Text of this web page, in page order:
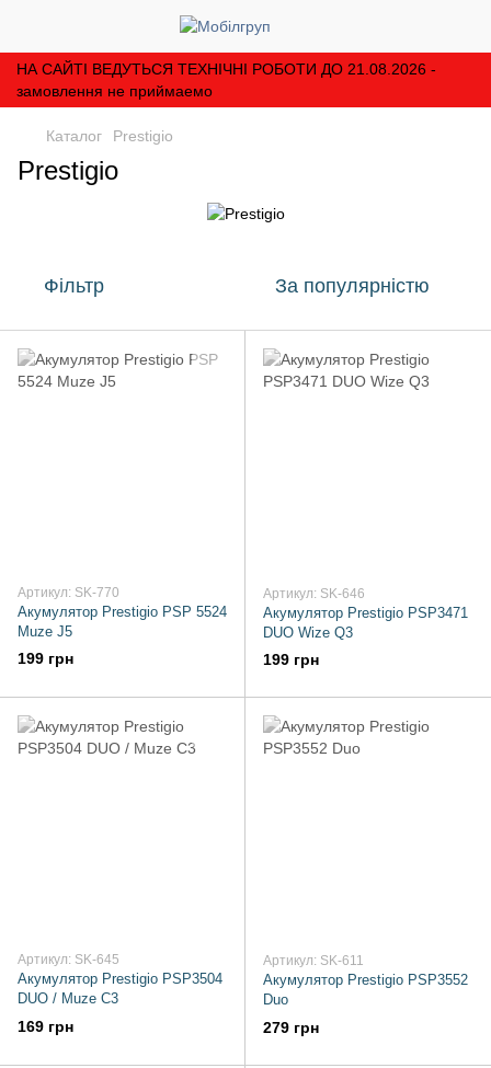
НА САЙТІ ВЕДУТЬСЯ ТЕХНІЧНІ РОБОТИ ДО 21.08.2026 -
замовлення не приймаемо
Каталог Prestigio
Prestigio
Фільтр За популярністю
Артикул: SK-770
Акумулятор Prestigio PSP 5524
Muze J5
199 грн
Артикул: SK-646
Акумулятор Prestigio PSP3471
DUO Wize Q3
199 грн
Артикул: SK-645
Акумулятор Prestigio PSP3504
DUO / Muze C3
169 грн
Артикул: SK-611
Акумулятор Prestigio PSP3552
Duo
279 грн